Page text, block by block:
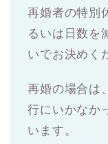
再婚者の特別
るいは日数を
いでお決めく
再婚の場合は
行にいかなか
います。